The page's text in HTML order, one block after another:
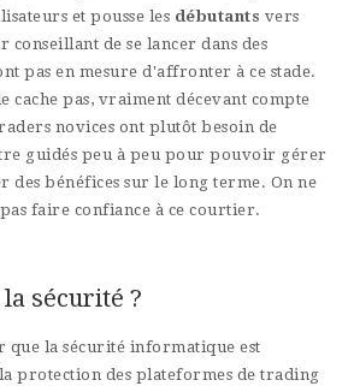
et pousse les débutants vers
de se lancer dans des
pas en mesure d'affronter à ce stade.
cache pas, vraiment décevant compte
novices ont plutôt besoin de
guidés peu à peu pour pouvoir gérer
des bénéfices sur le long terme. On ne
faire confiance à ce courtier.
sécurité ?
que la sécurité informatique est
protection des plateformes de trading